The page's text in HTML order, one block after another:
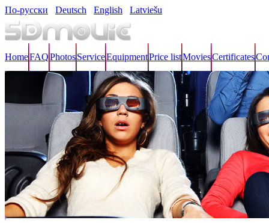
По-русски Deutsch English Latviešu
HomeFAQPhotosServiceEquipmentPrice listMoviesCertificates